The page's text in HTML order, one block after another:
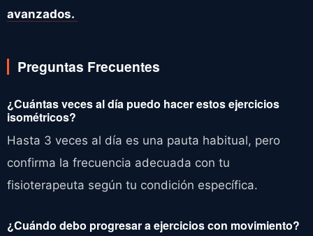
avanzados.
Preguntas Frecuentes
¿Cuántas veces al día puedo hacer estos ejercicios
isométricos?
Hasta 3 veces al día es una pauta habitual, pero
confirma la frecuencia adecuada con tu
fisioterapeuta según tu condición específica.
¿Cuándo debo progresar a ejercicios con movimiento?